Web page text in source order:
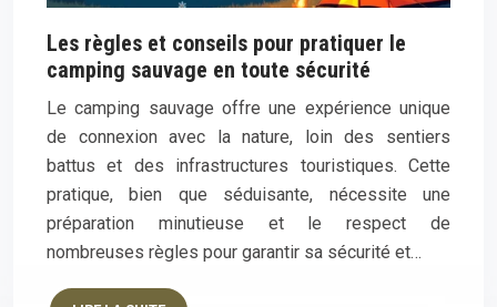
Les règles et conseils pour pratiquer le
camping sauvage en toute sécurité
Le camping sauvage offre une expérience unique
de connexion avec la nature, loin des sentiers
battus et des infrastructures touristiques. Cette
pratique, bien que séduisante, nécessite une
préparation minutieuse et le respect de
nombreuses règles pour garantir sa sécurité et…